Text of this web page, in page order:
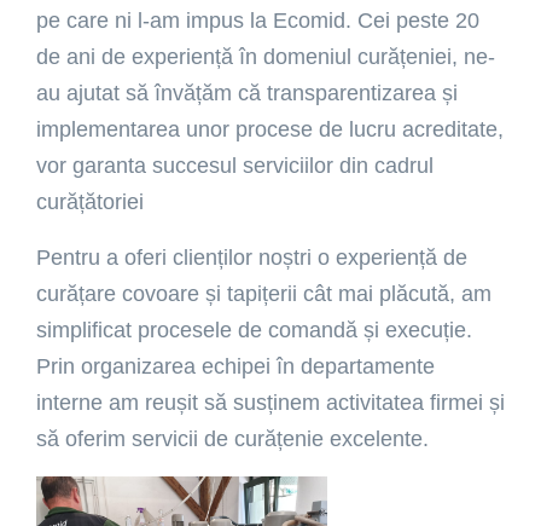
pe care ni l-am impus la Ecomid. Cei peste 20
de ani de experiență în domeniul curățeniei, ne-
au ajutat să învățăm că transparentizarea și
implementarea unor procese de lucru acreditate,
vor garanta succesul serviciilor din cadrul
curățătoriei
Pentru a oferi clienților noștri o experiență de
curățare covoare și tapițerii cât mai plăcută, am
simplificat procesele de comandă și execuție.
Prin organizarea echipei în departamente
interne am reușit să susținem activitatea firmei și
să oferim servicii de curățenie excelente.